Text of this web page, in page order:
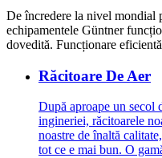
De încredere la nivel mondial
echipamentele Güntner
dovedită. Funcționare
Răcitoare De Aer
După aproape un secol
ingineriei, răcitoarele
noastre de înaltă
tot ce e mai bun. O